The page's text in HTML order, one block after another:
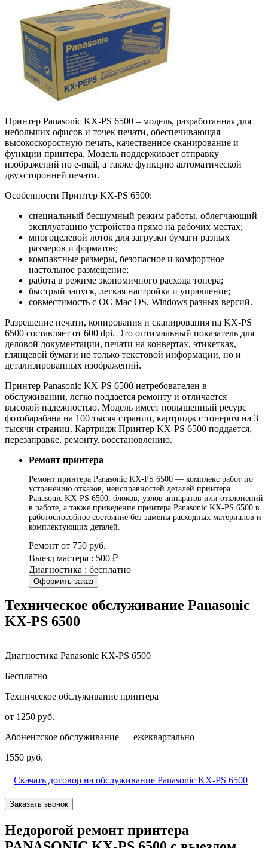
Принтер Panasonic KX-PS 6500 – модель, разработанная для
небольших офисов и точек печати, обеспечивающая
высокоскоростную печать, качественное сканирование и
функции принтера. Модель поддерживает отправку
изображений по e-mail, а также функцию автоматической
двухсторонней печати.
Особенности Принтер KX-PS 6500:
специальный бесшумный режим работы, облегчающий
эксплуатацию устройства прямо на рабочих местах;
многоцелевой лоток для загрузки бумаги разных
размеров и форматов;
компактные размеры, безопасное и комфортное
настольное размещение;
работа в режиме экономичного расхода тонера;
быстрый запуск, легкая настройка и управление;
совместимость с ОС Mac OS, Windows разных версий.
Разрешение печати, копирования и сканирования на KX-PS
6500 составляет от 600 dpi. Это оптимальный показатель для
деловой документации, печати на конвертах, этикетках,
глянцевой бумаги не только текстовой информации, но и
детализированных изображений.
Принтер Panasonic KX-PS 6500 нетребователен в
обслуживании, легко поддается ремонту и отличается
высокой надежностью. Модель имеет повышенный ресурс
фотобарабана на 100 тысяч страниц, картридж с тонером на 3
тысячи страниц. Картридж Принтер KX-PS 6500 поддается,
перезаправке, ремонту, восстановлению.
Ремонт принтера
Ремонт принтера Panasonic KX-PS 6500 — комплекс работ по
устранению отказов, неисправностей деталей принтера
Panasonic KX-PS 6500, блоков, узлов аппаратов или отклонений
в работе, а также приведение принтера Panasonic KX-PS 6500 в
работоспособное состояние без замены расходных материалов и
комплектующих деталей.
Ремонт от 750 руб.
Выезд мастера : 500 ₽
Диагностика : бесплатно
Оформить заказ
Техническое обслуживание Panasonic
KX-PS 6500
Диагностика Panasonic KX-PS 6500
Бесплатно
Техническое обслуживание принтера
от 1250 руб.
Абонентское обслуживание — ежеквартально
1550 руб.
Скачать договор на обслуживание Panasonic KX-PS 6500
Заказать звонок
Недорогой ремонт принтера